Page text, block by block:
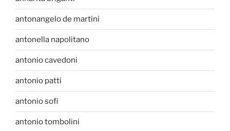
antonangelo de martini
antonella napolitano
antonio cavedoni
antonio patti
antonio sofi
antonio tombolini